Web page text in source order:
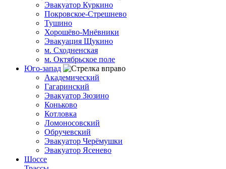
Эвакуатор Куркино
Покровское-Стрешнево
Тушино
Хорошёво-Мнёвники
Эвакуация Щукино
м. Сходненская
м. Октябрьское поле
Юго-запад
Академический
Гагаринский
Эвакуатор Зюзино
Коньково
Котловка
Ломоносовский
Обручевский
Эвакуатор Черёмушки
Эвакуатор Ясенево
Шоссе